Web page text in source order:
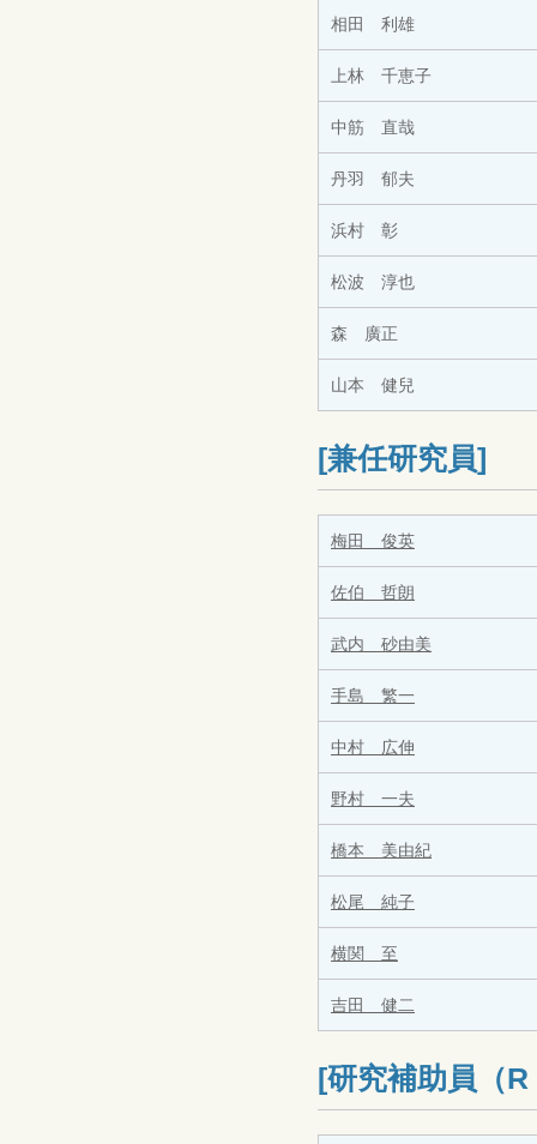
相田 利雄
上林 千恵子
中筋 直哉
丹羽 郁夫
浜村 彰
松波 淳也
森 廣正
山本 健兒
[兼任研究員]
梅田 俊英
佐伯 哲朗
武内 砂由美
手島 繁一
中村 広伸
野村 一夫
橋本 美由紀
松尾 純子
横関 至
吉田 健二
[研究補助員（